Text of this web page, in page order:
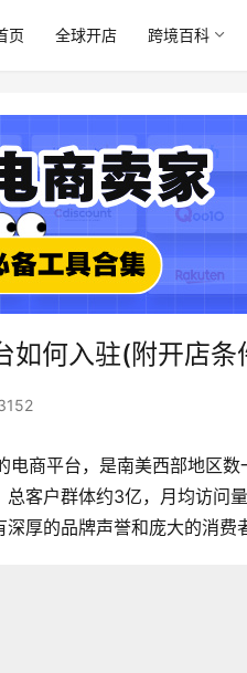
页 全球开店 跨境百科
如何入驻(附开店条
商平台，是南美西部地区
客户群体约3亿，月均访问
厚的品牌声誉和庞大的消费